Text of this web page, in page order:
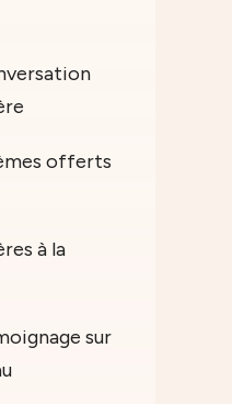
offerts
à la
sur